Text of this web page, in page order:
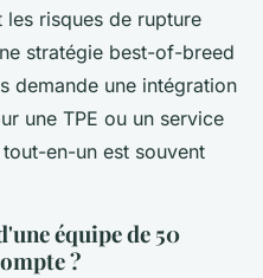
risques de rupture
stratégie best-of-breed
demande une intégration
une TPE ou un service
en-un est souvent
équipe de 50
?